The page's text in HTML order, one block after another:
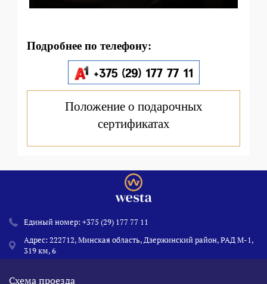
Подробнее по телефону:
Положение о подарочных
сертификатах
Единый номер:+375 (29) 177 77 11
Адрес: 222712, Минская область, Дзержинский район, РАД М-1,
319 км, 6
Схема проезда